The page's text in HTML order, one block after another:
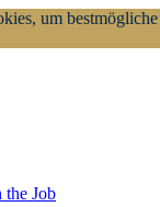
um
the Job